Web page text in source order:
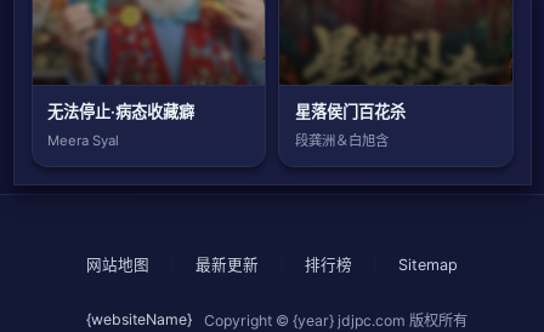
无法停止·病态收藏癖
Meera Syal
星落侯门百花杀
段龚洲＆白旭含
网站地图 最新更新 排行榜 Sitemap
{websiteName} Copyright © {year} jdjpc.com 版权所有